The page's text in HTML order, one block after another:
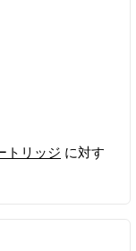
トリッジ に対す